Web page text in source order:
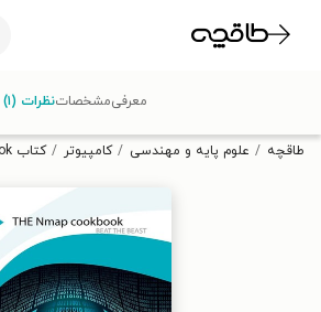
تخفیف از طاقچه دریافت کن.
طاقچه علوم پایه و مهندسی کامپیوتر کتاب The Nmap cookbook
معرفیمشخصاتنظرات (۱)